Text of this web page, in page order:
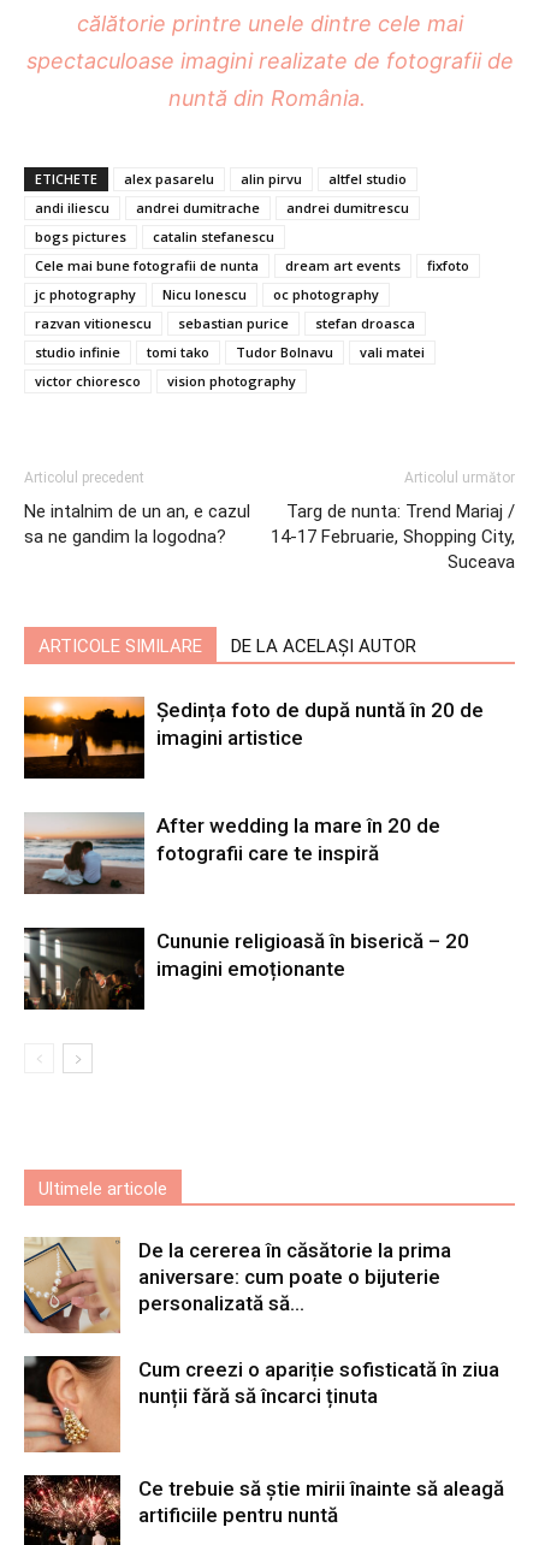
călătorie printre unele dintre cele mai
spectaculoase imagini realizate de fotografii de
nuntă din România.
ETICHETE alex pasarelu alin pirvu
altfel studio
andi iliescu
andrei dumitrache
andrei dumitrescu
bogs pictures
catalin stefanescu
Cele mai bune fotografii de nunta
dream art events
fixfoto
jc photography
Nicu Ionescu
oc photography
razvan vitionescu
sebastian purice
stefan droasca
studio infinie
tomi tako Tudor Bolnavu
vali matei
victor chioresco
vision photography
Articolul precedent
Ne intalnim de un an, e cazul
sa ne gandim la logodna?
Articolul următor
Targ de nunta: Trend Mariaj /
14-17 Februarie, Shopping City,
Suceava
ARTICOLE SIMILARE DE LA ACELAȘI AUTOR
Ședința foto de după nuntă în 20 de
imagini artistice
After wedding la mare în 20 de
fotografii care te inspiră
Cununie religioasă în biserică – 20
imagini emoționante
Ultimele articole
De la cererea în căsătorie la prima
aniversare: cum poate o bijuterie
personalizată să...
Cum creezi o apariție sofisticată în ziua
nunții fără să încarci ținuta
Ce trebuie să știe mirii înainte să aleagă
artificiile pentru nuntă